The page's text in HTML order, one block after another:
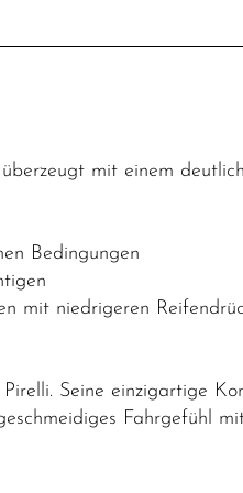
mit einem
Bedingungen
mit niedrigeren
Seine einzigartige
Fahrgefühl